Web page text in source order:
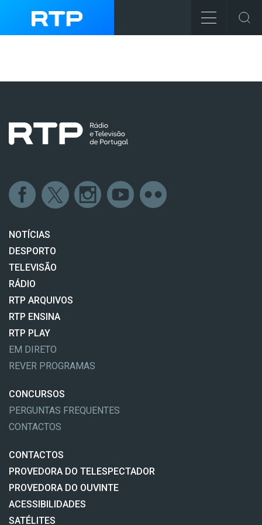
NOTÍCIAS
DESPORTO
TELEVISÃO
RÁDIO
RTP ARQUIVOS
RTP ENSINA
RTP PLAY
EM DIRETO
REVER PROGRAMAS
CONCURSOS
PERGUNTAS FREQUENTES
CONTACTOS
CONTACTOS
PROVEDORA DO TELESPECTADOR
PROVEDORA DO OUVINTE
ACESSIBILIDADES
SATÉLITES